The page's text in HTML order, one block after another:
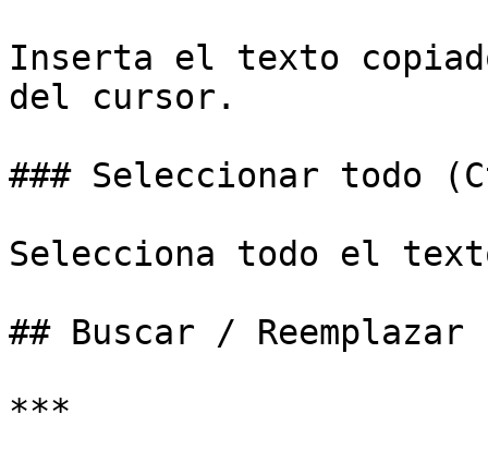
Inserta el texto
del cursor.
### Seleccionar todo
Selecciona todo el
## Buscar /
***